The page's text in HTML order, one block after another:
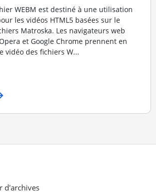
WEBM est destiné à une utilisation
les vidéos HTML5 basées sur le
Matroska. Les navigateurs web
et Google Chrome prennent en
vidéo des fichiers W...
d'archives